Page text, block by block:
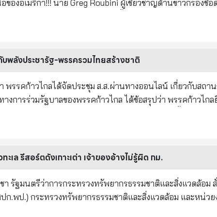
มิลลิกรัมต่อกิโลกรัม ในอาหารประเภทเส้นที่ผ่านกระบวนการ
หรือแช่เยือกแข็ง และเส้นแบบกึ่งสำเร็จรูป ส่วนกรดซอร์บิกใ
วังคุณภาพและความปลอดภัยของผลิตภัณฑ์อาหารประเภทเส้นที่ท
ความเข้าใจการใช้วัตถุกันเสียอย่างถูกต้อง ปฏิบัติตามเกณฑ์ที่
นเกณฑ์มาตรฐาน GMP สำหรับผู้บริโภคควรเลือกซื้อและบริโ
วรรับประทานอาหารซ้ำๆ กันเป็นเวลานาน เพื่อป้องกันความเสี่
งกันผลกระทบที่อาจเกิดขึ้น และเพื่อให้ประชาชนได้รับข้อมูลข่าว
ความปลอดภัยของผลิตภัณฑ์ประเภทเส้นที่ทำจากแป้งให้อยู่ในเ
วิทยาศาสตร์การแพทย์ กระทรวงสาธารณสุข . 📌 ช่องทางการติ
าพิษที่ชั่วร้ายที่สุดที่ไม่เคยมีมาก่อนใน
ายามทำงานหาแหล่งที่มาของ
สโคโรน่าสายพันธ์ุใหม่ มีเชื้อเอชไอวีแทรกอยู่ด้วย นี่แสดงให้เห็นว่า
นานกว่าครึ่งปีมาแล้ว พร้อมๆกับการศึกษาลึกซึ้งลงไปว่า
กาว่า ผู้ป่วยรายแรกของอเมริกาเกิดขึ้นตอนไหน?
ชาญด้านข่าวกรองชื่อดังของ
พัฒนาโดย
พิษที่ชั่วร้ายที่สุดที่ไม่เคยมีมาก่อนใน
แหล่งที่มาของเชื้อไวรัส
ธ์ุใหม่มีเชื้อเอชไอวีแทรกอยู่ด้วย นี่แสดงให้เห็นว่าไวรัสตัวนี้มา
อมๆกับการศึกษาลึกซึ้งลงไปว่า ประเทศต่างๆ
วนมีผู้ป่วยทียืนยันว่ามี
พลังประชารัฐ-พรรครวมไทยสร้างชาติ
พรรคก้าวไกลได้จัดประชุม ส.ส.ผ่านทางออนไลน์ เกี่ยวกับสถา
งการร่วมรัฐบาลของพรรคก้าวไกล ได้ข้อสรุปว่า พรรคก้าวไก
นหัวหน้าพรรค และพรรครวมไทยสร้างชาติมี พล.อ.ประยุทธ์ จัน
มนูญ 2560 ด้วยกลไกและองค์กรสถาบันทางการเมืองต่าง ๆ จ
ชาชนในทุกรายการ ทุกเวทีหาเสียงเลือกตั้ง 3.ผลการเลือกตั้งเมื่อ
ะชาชนที่ชัดเจนว่าต้องการเปลี่ยนขั้วรัฐบาล ด้วยการลงคะแนน
เล รีสอร์ตดังเกาะเต่า เจ้าของอ้างไม่รู้ผิด กม.
รัฐมนตรีว่าการกระทรวงทรัพยากรธรรมชาติและสิ่งแวดล้อม สั่
.พป.) กระทรวงทรัพยากรธรรมชาติและสิ่งแวดล้อม และหน่วย